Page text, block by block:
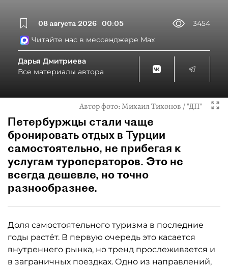
08 августа 2026 00:05
3454
Читайте нас в мессенджере Max
Дарья Дмитриева
Все материалы автора
Автор фото:Михаил Тихонов / "ДП"
Петербуржцы стали чаще
бронировать отдых в Турции
самостоятельно, не прибегая к
услугам туроператоров. Это не
всегда дешевле, но точно
разнообразнее.
Доля самостоятельного туризма в последние
годы растёт. В первую очередь это касается
внутреннего рынка, но тренд прослеживается и
в заграничных поездках. Одно из направлений,